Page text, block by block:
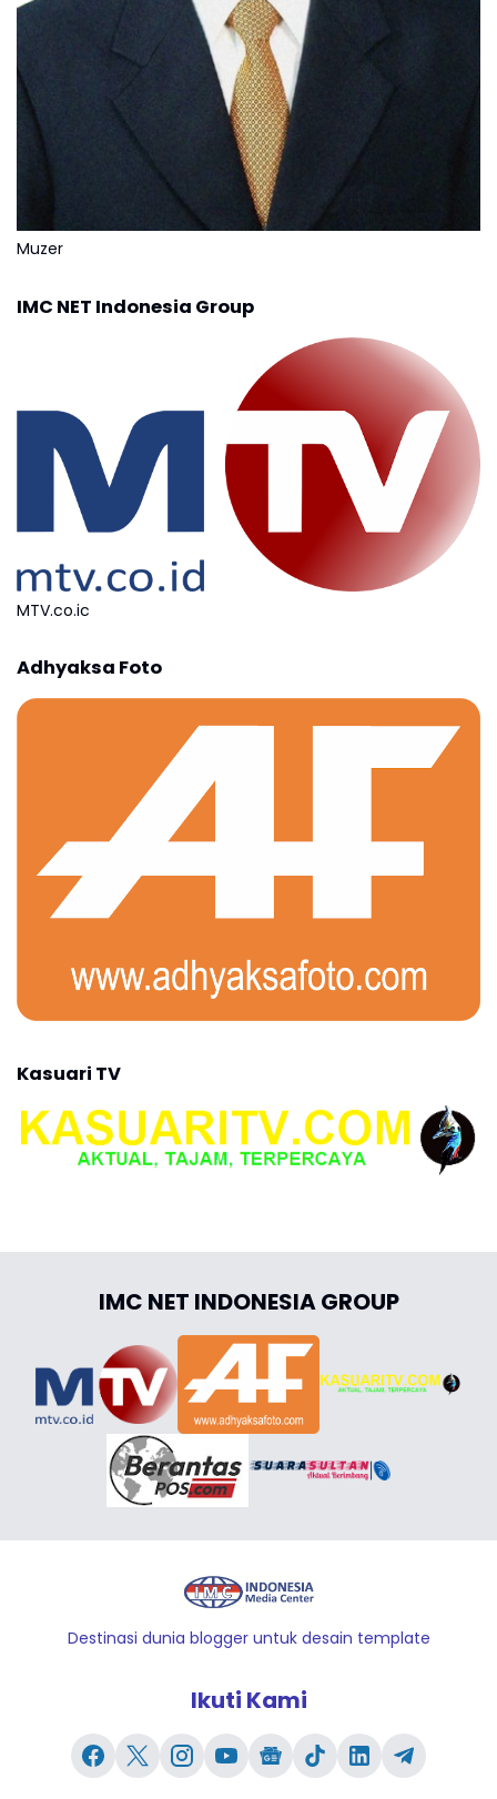
Muzer
IMC NET Indonesia Group
MTV.co.ic
Adhyaksa Foto
Kasuari TV
IMC NET INDONESIA GROUP
Destinasi dunia blogger untuk desain template
Ikuti Kami